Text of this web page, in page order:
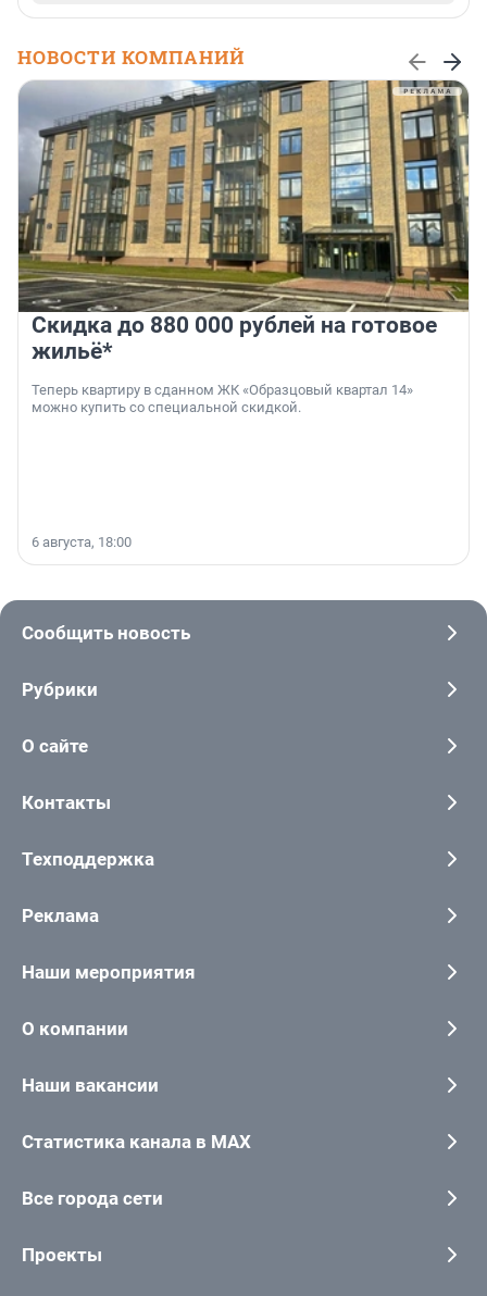
НОВОСТИ КОМПАНИЙ
Скидка до 880 000 рублей на готовое
жильё*
Теперь квартиру в сданном ЖК «Образцовый квартал 14»
можно купить со специальной скидкой.
6 августа, 18:00
Сообщить новость
Рубрики
О сайте
Контакты
Техподдержка
Реклама
Наши мероприятия
О компании
Наши вакансии
Статистика канала в MAX
Все города сети
Проекты